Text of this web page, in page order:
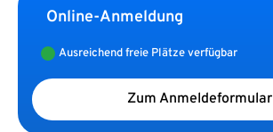
Online-Anmeldung
Ausreichend freie Plätze verfügbar
Zum Anmeldeformular